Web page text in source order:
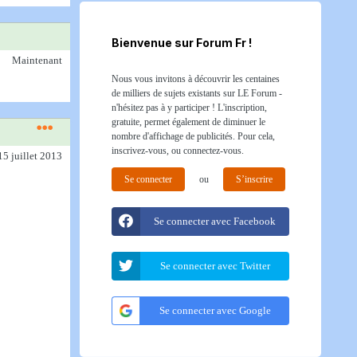
Maintenant
juillet 2013
Bienvenue sur Forum Fr !
Nous vous invitons à découvrir les centaines
de milliers de sujets existants sur LE Forum -
n'hésitez pas à y participer ! L'inscription,
gratuite, permet également de diminuer le
nombre d'affichage de publicités. Pour cela,
inscrivez-vous, ou connectez-vous.
Se connecter ou S’inscrire
Se connecter avec Facebook
Se connecter avec Twitter
Se connecter avec Google